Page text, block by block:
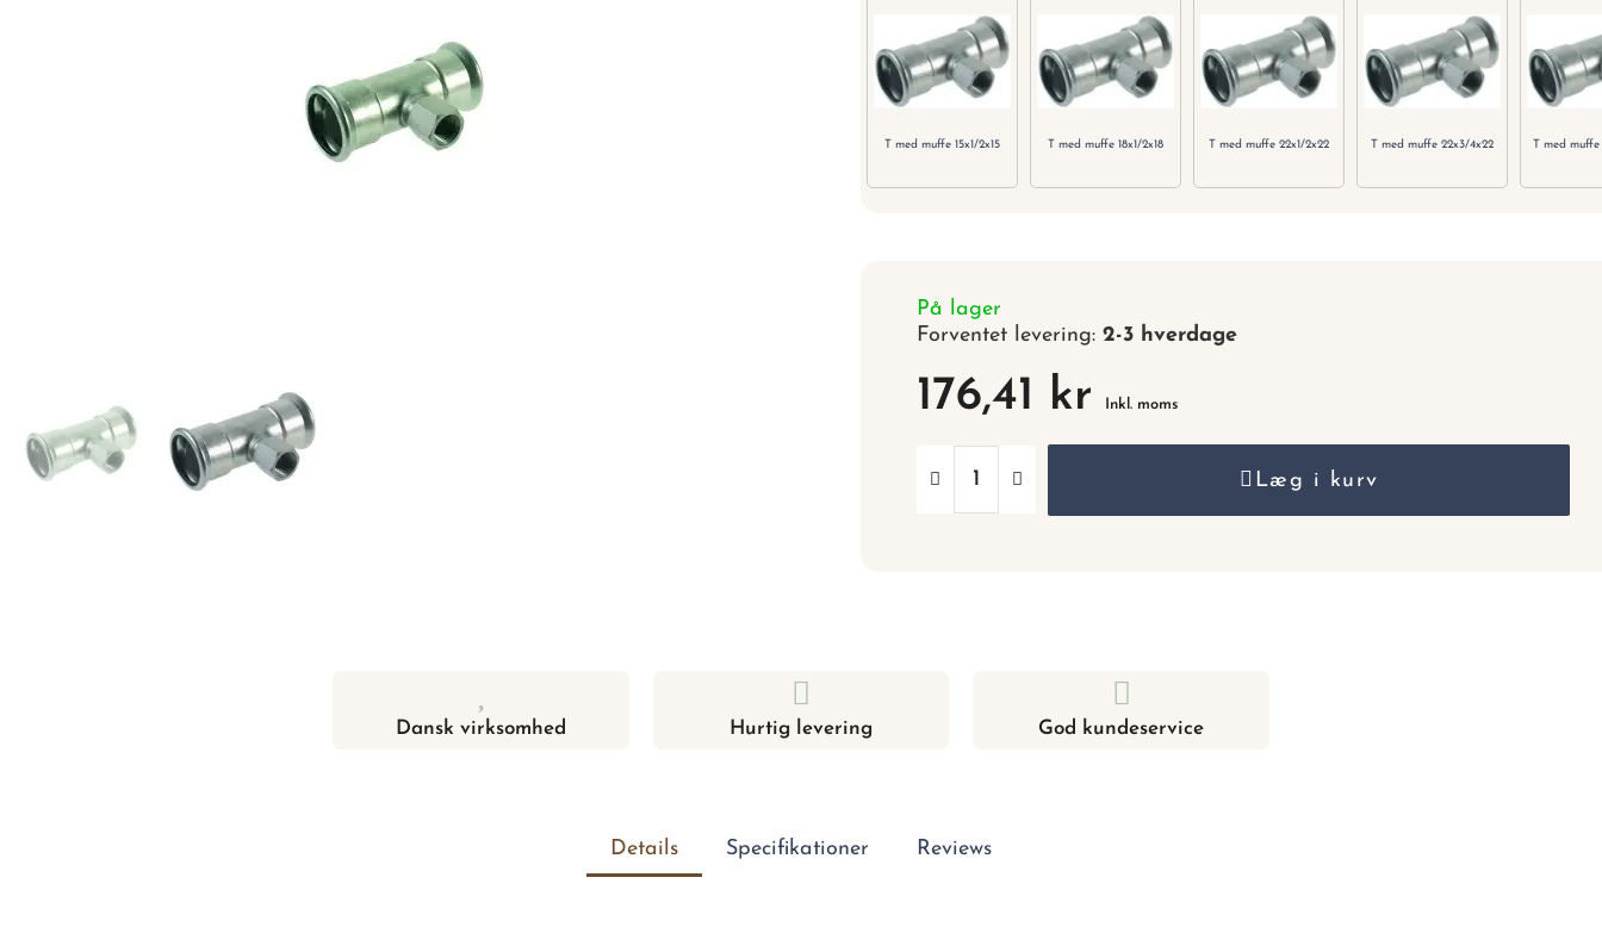
T med muffe 15x1/2x15 T med muffe 18x1/2x18 T med muffe 22x1/2x22 T med muffe 22x3/4x22 T med muffe
På lager
Forventet levering:2-3 hverdage
176,41 kr Inkl. moms
Læg i kurv
Dansk virksomhed Hurtig levering God kundeservice
Details Specifikationer Reviews